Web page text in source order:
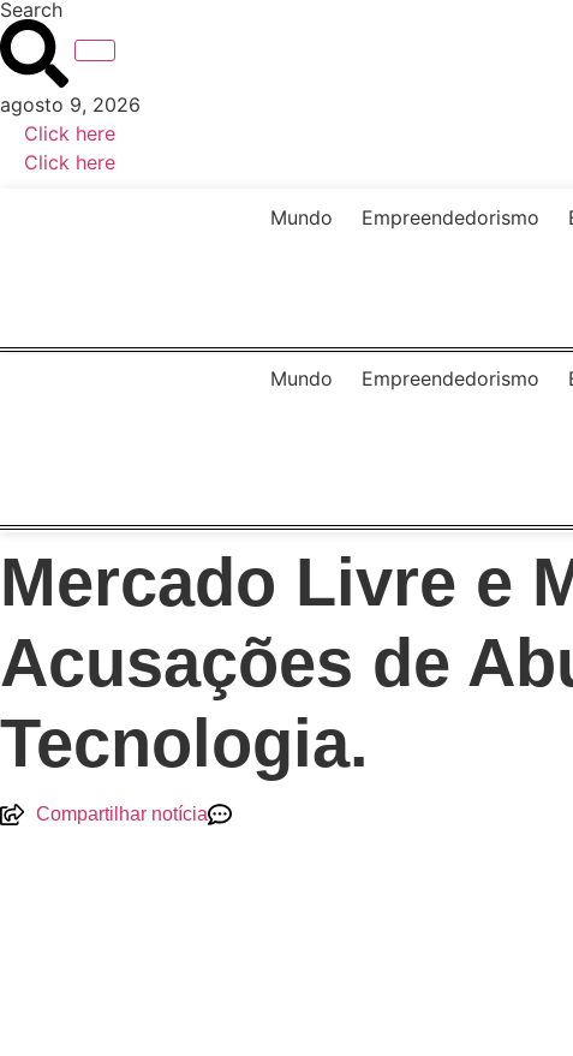
Ir
para
o
conteúdo
Search
agosto 9, 2026
Click here
Click here
Mundo Empreendedorismo
Mundo Empreendedorismo
Mercado Livre e
Acusações de
Tecnologia.
Compartilhar notícia